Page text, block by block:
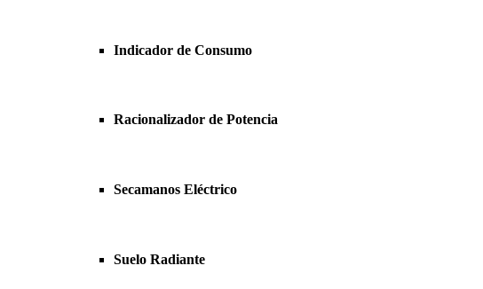
Indicador de Consumo
Racionalizador de Potencia
Secamanos Eléctrico
Suelo Radiante